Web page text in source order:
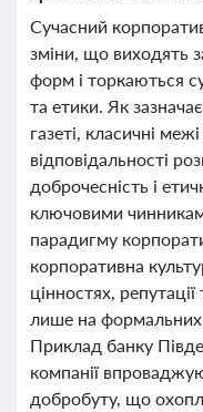
Сучасний
зміни, що виходять
форм і торкаються
та етики. Як
газеті, класичні
відповідальності
доброчесність і
ключовими
парадигму
корпоративна
цінностях,
лише на
Приклад банку
компанії
добробуту, що